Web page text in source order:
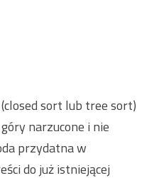
(closed sort lub tree sort)
narzucone i nie
przydatna w
do już istniejącej